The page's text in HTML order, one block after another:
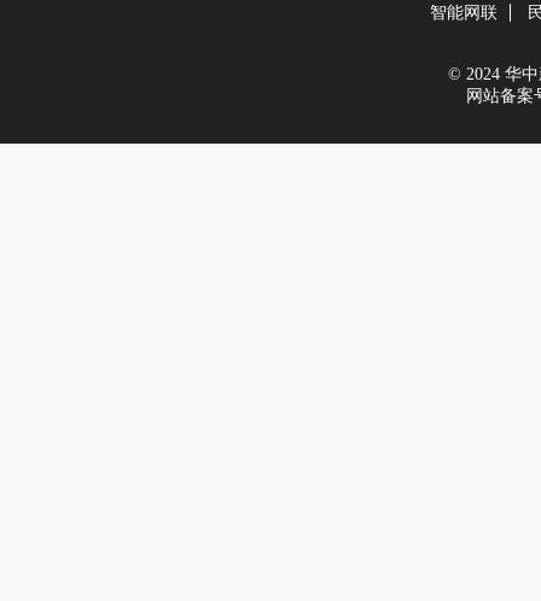
智能网联
© 2024 华中
网站备案